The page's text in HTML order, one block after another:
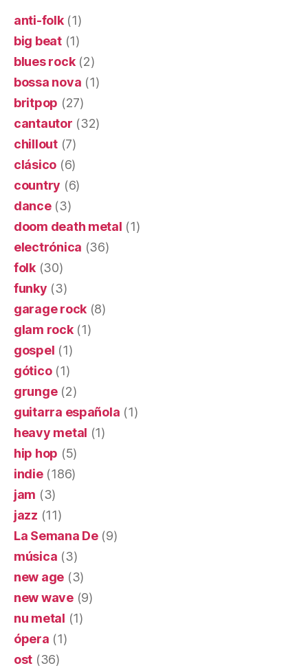
anti-folk(1)
big beat(1)
blues rock(2)
bossa nova (1)
britpop (27)
cantautor (32)
chillout(7)
clásico (6)
country (6)
dance(3)
doom death metal (1)
electrónica (36)
folk(30)
funky (3)
garage rock (8)
glam rock(1)
gospel (1)
gótico(1)
grunge(2)
guitarra española (1)
heavy metal (1)
hip hop (5)
indie(186)
jam (3)
jazz (11)
La Semana De(9)
música (3)
new age (3)
new wave(9)
nu metal (1)
ópera (1)
ost (36)